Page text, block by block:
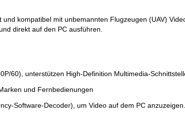
kompatibel mit unbemannten Flugzeugen (UAV)
direkt auf den PC ausführen.
60), unterstützen High-Definition Multimedia-
und Fernbedienungen
Software-Decoder), um Video auf dem PC anzuzeigen.